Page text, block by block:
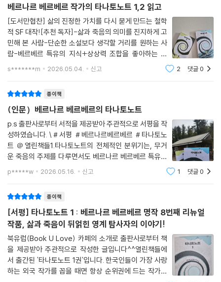
아온 자는 과연 이전과 같은 존재일 수 있을까? 죽음이 더 이상 미지의 영
역이 아닐 때, 삶은 과연 어떤 의미를 갖게 될까?
픽션과 과학적 사실의 정교한 결합으로 이루어진
작품이자, 베르베르 상상력의 폭넓은 원천
우상 파괴적이다〉, 〈과학자의 진지함으로 환상가의 유토피아에 맞서 보려
는 소설〉, 〈무한한 상상의 세계로 밤을 꼬박 새우게 만드는 마력을 지닌 소
설〉이라는 찬사를 받은 이 작품은, 죽음을 소재로 다루고 있으나 이를 유쾌
한 상상력으로 전복하며, 인간과 삶에 대한 인식을 새롭게 환기하는 베르
베르의 시선이 돋보이는 소설이다.
더욱이 「개미」에서 보여 준 『상대적이고도 절대적인 지식의 백과사전』과
같은 형태로 소설에 삽입된 ｢죽음에 관한 한 연구｣는 각 나라, 각 민족에게
르베르의 폭넓고 다채로운 상상력의 원천을 확인할 수 있다.
〈끊임없이 스스로에게 질문을 던져야 한다〉는 대담 속 작가의 말처럼, 이
소설은 삶과 죽음의 경계를 넘나들며, 죽음이라는 원천적인 공포와 욕망,
그리고 인간성을 흥미진진하게 파헤치며 독자를 밤새 빠져들게 만드는 강
렬한 상상의 세계로 이끄는 작품이다.
베르나르 베르베르 작가의 타나토노트 1,2 읽고
[도서만협찬] 삶의 진정한 가치를 다시 묻게 만드는 철학
적 SF 대작![추천 독자]-삶과 죽음의 의미를 진지하게 고
민해 본 사람-단순한 소설보다 생각할 거리를 원하는 사
람-베르베르 특유의 지식+상상력 조합을 좋아하는 사
람-SF지만 철학적인 깊이를 놓치고 싶지 않은 사람-읽고
s*******m 2026.05.04. 신고 2 댓글0
종이책
(인문）베르나르 베르베르의 타나토노트
p.s 출판사로부터 서적을 제공받아 주관적으로 서평을 작
성하였습니다. \＃서평 ＃베르나르베르베르 ＃타나토노
트 ＠열린책들1.타나토노트의 전체적인 분위기는, 무거
운 죽음의 주제를 다루면서도 베르나르 베르베르 특유의
모험담 같은 과학 소설이다. 사후 세계를 탐험하는 ‘영계
탐사자(타나토노트)’들의 이야기이지만, 공포보다는 신
p*****w 2026.05.16. 신고 1 댓글0
종이책
[서평] 타나토노트 1 : 베르나르 베르베르 명작 8번째 리뉴얼
작품, 삶과 죽음이 뒤얽힌 영계 탐사자의 이야기!
북유럽(Book U Love) 카페의 소개로 출판사로부터 책
을 제공받아 주관적으로 작성한 글입니다^^열린책들에
서 출간된 '타나토노트 1권'입니다. 한국인들이 가장 사랑
하는 외국 작가를 꼽을 때면 항상 순위권에 드는 작가가